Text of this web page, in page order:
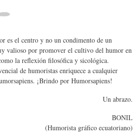
es el centro y no un condimento de un
valioso por promover el cultivo del humor en
la reflexión filosófica y sicológica.
de humoristas enriquece a cualquier
¡Brindo por Humorsapiens!
Un abrazo.
BONIL
(Humorista gráfico ecuatoriano)